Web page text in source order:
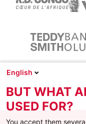
English
BUT WHAT
USED FOR?
You accept them